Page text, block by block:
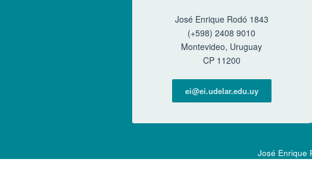
José Enrique Rodó 1843
(+598) 2408 9010
Montevideo, Uruguay
CP 11200
ei@ei.udelar.edu.uy
José Enrique